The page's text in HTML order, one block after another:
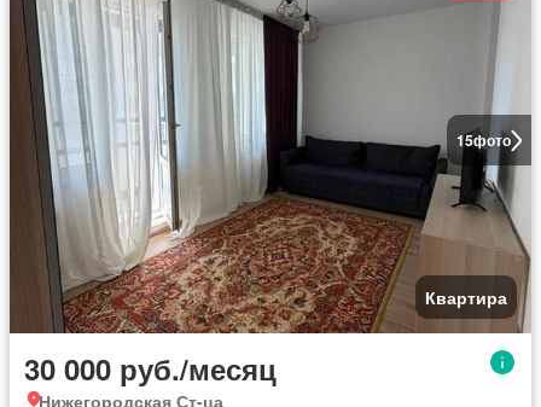
15фото
Квартира
30 000 руб./месяц
Нижегородская Ст-ца